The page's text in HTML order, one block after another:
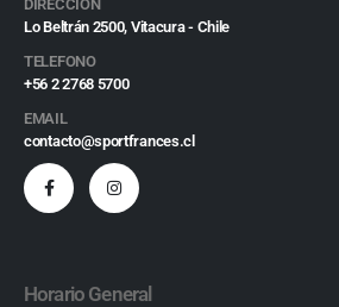
DIRECCIÓN
Lo Beltrán 2500, Vitacura - Chile
TELEFONO
+56 2 2768 5700
EMAIL
contacto@sportfrances.cl
Horario General